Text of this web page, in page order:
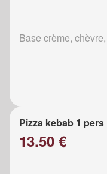
Base crème,
Pizza kebab 1 pers
13.50 €